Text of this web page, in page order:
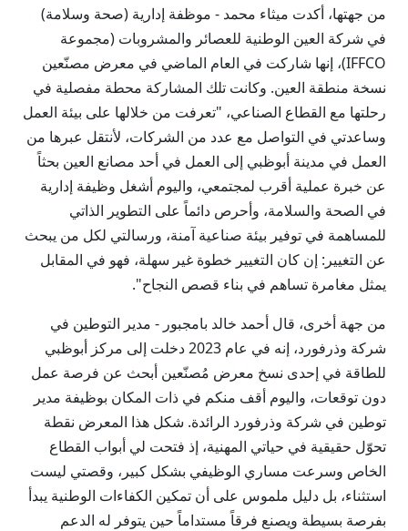
من جهتها، أكدت ميثاء محمد - موظفة إدارية (صحة وسلامة)
في شركة العين الوطنية للعصائر والمشروبات (مجموعة
IFFCO)، إنها شاركت في العام الماضي في معرض مصنّعين
نسخة منطقة العين. وكانت تلك المشاركة محطة مفصلية في
رحلتها مع القطاع الصناعي، "تعرفت من خلالها على بيئة العمل
وساعدتي في التواصل مع عدد من الشركات، لأنتقل عبرها من
العمل في مدينة أبوظبي إلى العمل في أحد مصانع العين بحثاً
عن خبرة عملية أقرب لمجتمعي، واليوم أشغل وظيفة إدارية
في الصحة والسلامة، وأحرص دائماً على التطوير الذاتي
للمساهمة في توفير بيئة صناعية آمنة، ورسالتي لكل من يبحث
عن التغيير: إن كان التغيير خطوة غير سهلة، فهو في المقابل
يمثل مغامرة تساهم في بناء قصص النجاح".
من جهة أخرى، قال أحمد خالد بامجبور - مدير التوطين في
شركة وذرفورد، إنه في عام 2023 دخلت إلى مركز أبوظبي
للطاقة في إحدى نسخ معرض مُصنّعين أبحث عن فرصة عمل
دون توقعات، واليوم أقف منكم في ذات المكان بوظيفة مدير
توطين في شركة وذرفورد الرائدة. شكل هذا المعرض نقطة
تحوّل حقيقية في حياتي المهنية، إذ فتحت لي أبواب القطاع
الخاص وسرعت مساري الوظيفي بشكل كبير، وقصتي ليست
استثناء، بل دليل ملموس على أن تمكين الكفاءات الوطنية يبدأ
بفرصة بسيطة ويصنع فرقاً مستداماً حين يتوفر له الدعم